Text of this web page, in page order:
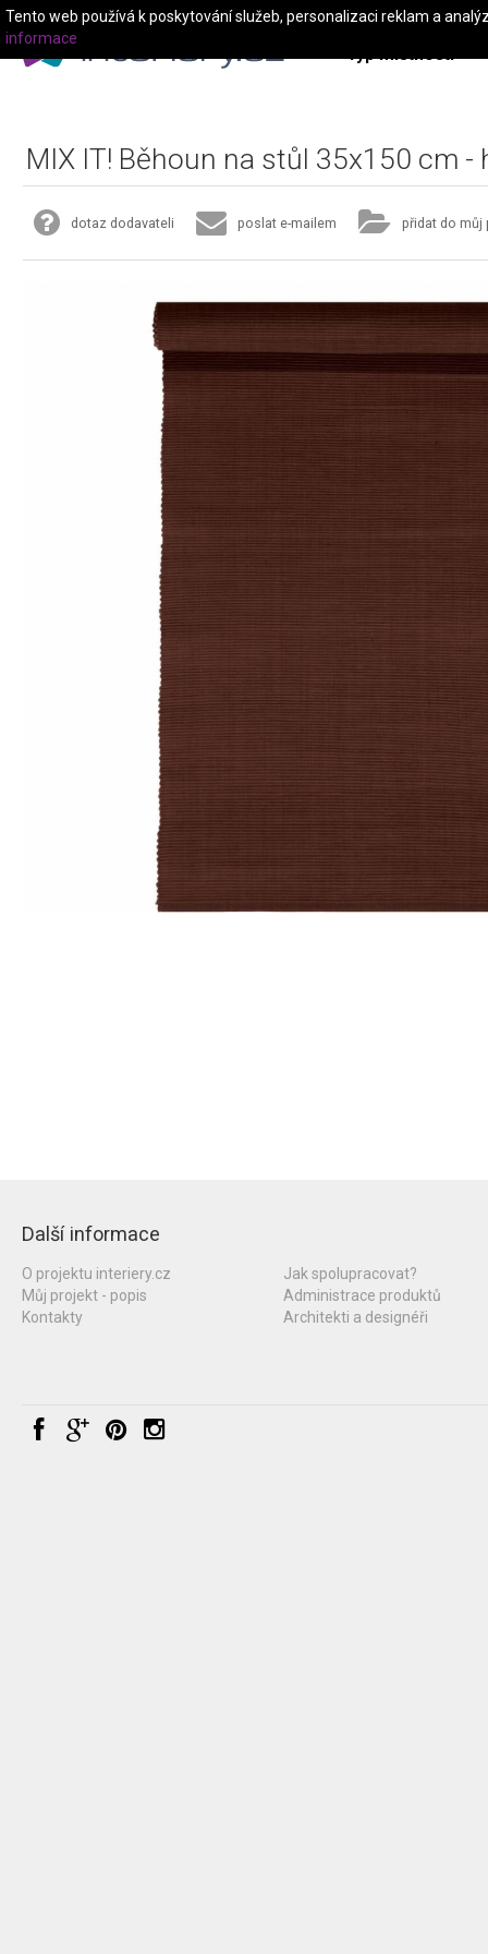
Typ místnosti
MIX IT! Běhoun na stůl 35x150 cm -
dotaz dodavateli poslat e-mailem přidat do můj
Další informace
O projektu interiery.cz
Můj projekt - popis
Kontakty
Jak spolupracovat?
Administrace produktů
Architekti a designéři
Tento web používá k poskytování služeb, personalizaci reklam a
informace